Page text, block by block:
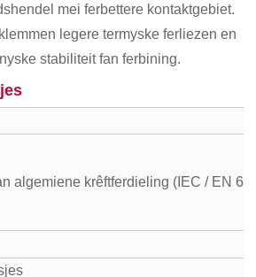
mei ferbettere kontaktgebiet.
legere termyske ferliezen en
stabiliteit fan ferbining.
algemiene krêftferdieling (IEC / EN